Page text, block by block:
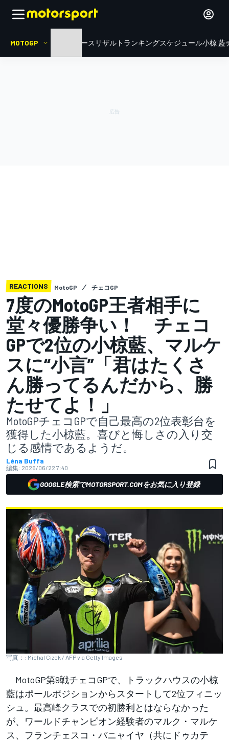
MOTOGP ニュース リザルト ランキングスケジュール小椋 藍
REACTIONS MotoGP チェコGP
7度のMotoGP王者相手に
堂々優勝争い！ チェコ
GPで2位の小椋藍、マルケ
スに“小言”「君はたくさ
ん勝ってるんだから、勝
たせてよ！」
MotoGPチェコGPで自己最高の2位表彰台を
獲得した小椋藍。喜びと悔しさの入り交
じる感情であるようだ。
Léna Buffa
編集: 2026/06/22 7:40
GOOGLE検索でMOTORSPORT.COMをお気に入り登録
写真：: Michal Cizek / AFP via Getty Images
MotoGP第9戦チェコGPで、トラックハウスの小椋
藍はポールポジションからスタートして2位フィニッ
シュ。最高峰クラスでの初勝利とはならなかった
が、ワールドチャンピオン経験者のマルク・マルケ
ス、フランチェスコ・バニャイヤ（共にドゥカテ